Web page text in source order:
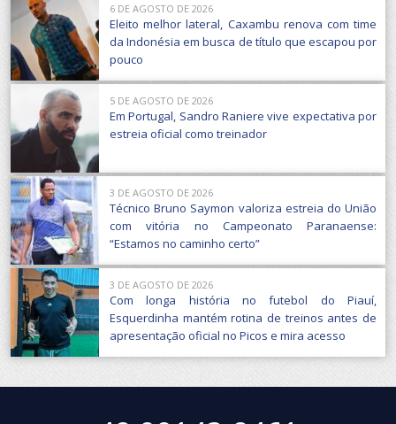
6 DE AGOSTO DE 2026
Eleito melhor lateral, Caxambu renova com time
da Indonésia em busca de título que escapou por
pouco
5 DE AGOSTO DE 2026
Em Portugal, Sandro Raniere vive expectativa por
estreia oficial como treinador
3 DE AGOSTO DE 2026
Técnico Bruno Saymon valoriza estreia do União
com vitória no Campeonato Paranaense:
“Estamos no caminho certo”
3 DE AGOSTO DE 2026
Com longa história no futebol do Piauí,
Esquerdinha mantém rotina de treinos antes de
apresentação oficial no Picos e mira acesso